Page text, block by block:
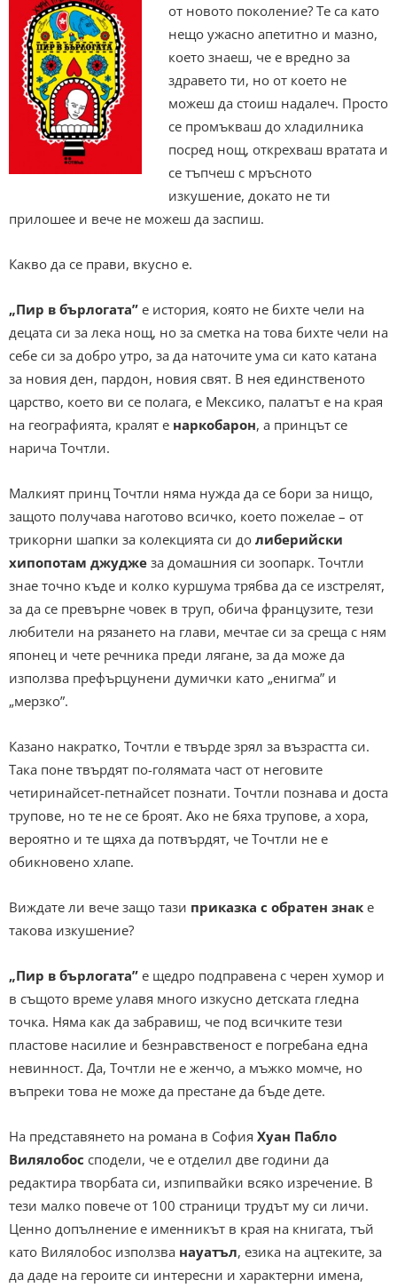
от новото поколение? Те са като
нещо ужасно апетитно и мазно,
което знаеш, че е вредно за
здравето ти, но от което не
можеш да стоиш надалеч. Просто
се промъкваш до хладилника
посред нощ, открехваш вратата и
се тъпчеш с мръсното
изкушение, докато не ти
прилошее и вече не можеш да заспиш.
Какво да се прави, вкусно е.
„Пир в бърлогата” е история, която не бихте чели на
децата си за лека нощ, но за сметка на това бихте чели на
себе си за добро утро, за да наточите ума си като катана
за новия ден, пардон, новия свят. В нея единственото
царство, което ви се полага, е Мексико, палатът е на края
на географията, кралят е наркобарон, а принцът се
нарича Точтли.
Малкият принц Точтли няма нужда да се бори за нищо,
защото получава наготово всичко, което пожелае – от
трикорни шапки за колекцията си до либерийски
хипопотам джудже за домашния си зоопарк. Точтли
знае точно къде и колко куршума трябва да се изстрелят,
за да се превърне човек в труп, обича французите, тези
любители на рязането на глави, мечтае си за среща с ням
японец и чете речника преди лягане, за да може да
използва префърцунени думички като „енигма” и
„мерзко”.
Казано накратко, Точтли е твърде зрял за възрастта си.
Така поне твърдят по-голямата част от неговите
четиринайсет-петнайсет познати. Точтли познава и доста
трупове, но те не се броят. Ако не бяха трупове, а хора,
вероятно и те щяха да потвърдят, че Точтли не е
обикновено хлапе.
Виждате ли вече защо тази приказка с обратен знак е
такова изкушение?
„Пир в бърлогата” е щедро подправена с черен хумор и
в същото време улавя много изкусно детската гледна
точка. Няма как да забравиш, че под всичките тези
пластове насилие и безнравственост е погребана една
невинност. Да, Точтли не е женчо, а мъжко момче, но
въпреки това не може да престане да бъде дете.
На представянето на романа в София Хуан Пабло
Вилялобос сподели, че е отделил две години да
редактира творбата си, изпипвайки всяко изречение. В
тези малко повече от 100 страници трудът му си личи.
Ценно допълнение е именникът в края на книгата, тъй
като Вилялобос използва науатъл, езика на ацтеките, за
да даде на героите си интересни и характерни имена,